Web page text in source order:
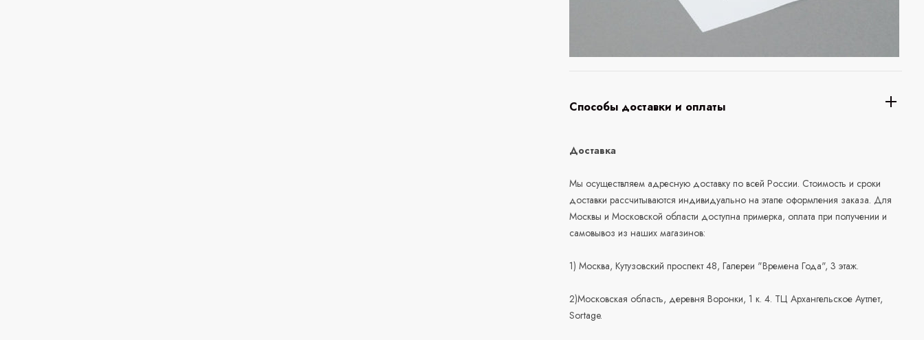
Способы доставки и оплаты
Доставка
Мы осуществляем адресную доставку по всей России. Стоимость и сроки
доставки рассчитываются индивидуально на этапе оформления заказа. Для
Москвы и Московской области доступна примерка, оплата при получении и
самовывоз из наших магазинов:
1) Москва, Кутузовский проспект 48, Галереи "Времена Года", 3 этаж.
2)Московская область, деревня Воронки, 1 к. 4. ТЦ Архангельское Аутлет,
Sortage.